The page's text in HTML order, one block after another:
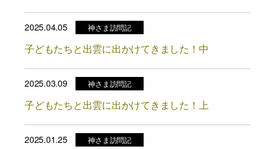
2025.04.05 神さま訪問記
子どもたちと出雲に出かけてきました！中
2025.03.09 神さま訪問記
子どもたちと出雲に出かけてきました！上
2025.01.25 神さま訪問記